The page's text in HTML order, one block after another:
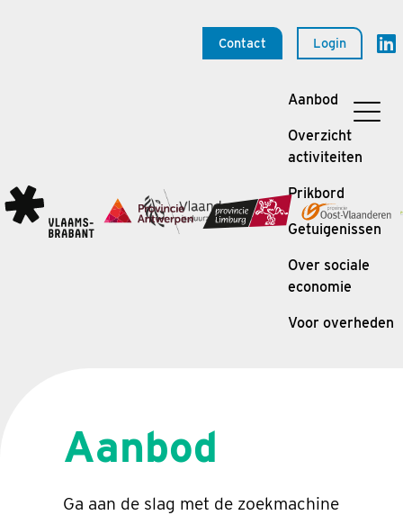
Contact Login
Aanbod
Overzicht
activiteiten
Prikbord
Getuigenissen
Over sociale
economie
Voor overheden
Aanbod
Ga aan de slag met de zoekmachine